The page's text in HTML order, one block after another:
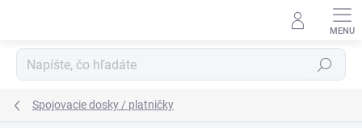
Hľadať
Spojovacie dosky / platničky